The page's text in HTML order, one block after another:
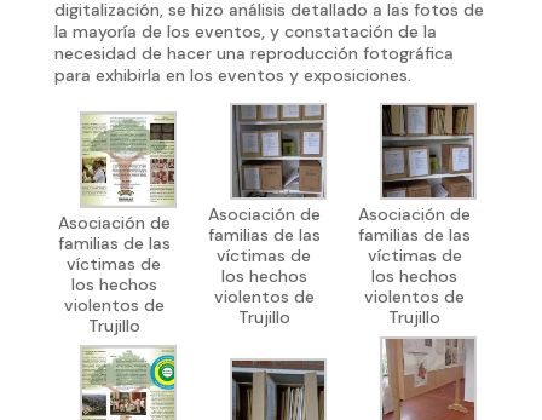
digitalización, se hizo análisis detallado a las fotos de
la mayoría de los eventos, y constatación de la
necesidad de hacer una reproducción fotográfica
para exhibirla en los eventos y exposiciones.
Asociación de
familias de las
víctimas de
los hechos
violentos de
Trujillo
Asociación de
familias de las
víctimas de
los hechos
violentos de
Trujillo
Asociación de
familias de las
víctimas de
los hechos
violentos de
Trujillo